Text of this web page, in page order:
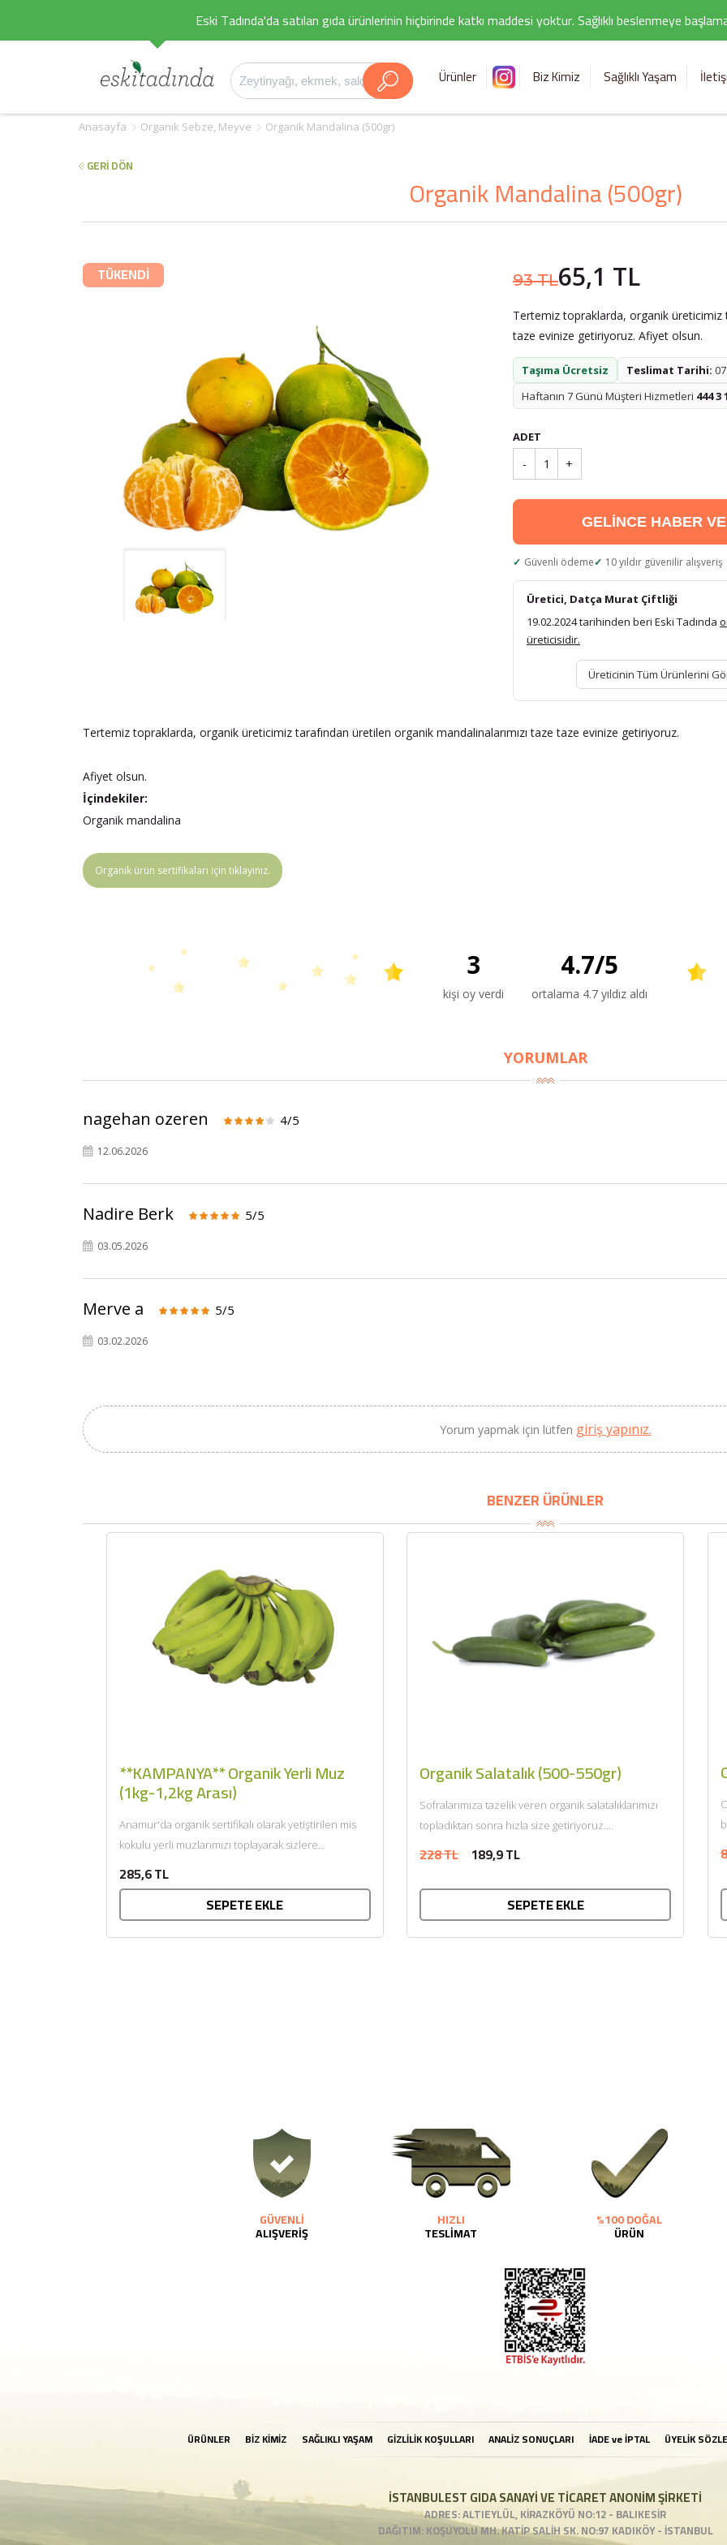
Eski Tadında'da satılan gıda ürünlerinin hiçbirinde katkı maddesi yoktur. Sağlıklı beslenmeye
Ürünler Biz Kimiz Sağlıklı Yaşam
Anasayfa Organik Sebze, Meyve Organik Mandalina (500gr)
GERİ DÖN
Organik Mandalina (500gr)
TÜKENDİ 93 TL65,1 TL
Tertemiz topraklarda, organik üreticimiz
taze evinize getiriyoruz. Afiyet olsun.
Taşıma Ücretsiz Teslimat Tarihi:
Haftanın 7 Günü Müşteri Hizmetleri 444 3
ADET
- 1 +
GELİNCE HABER
Güvenli ödeme 10 yıldır güvenilir alışveriş
Üretici, Datça Murat Çiftliği
19.02.2024 tarihinden beri Eski Tadında
üreticisidir.
Üreticinin Tüm Ürünlerini
Tertemiz topraklarda, organik üreticimiz tarafından üretilen organik mandalinalarımızı taze taze evinize getiriyoruz.
Afiyet olsun.
İçindekiler:
Organik mandalina
Organik ürün sertifikaları için tıklayınız.
3
kişi oy verdi
4.7/5
ortalama 4.7 yıldız aldı
YORUMLAR
nagehan ozeren 4/5
12.06.2026
Nadire Berk 5/5
03.05.2026
Merve a 5/5
03.02.2026
Yorum yapmak için lütfen giriş yapınız.
BENZER ÜRÜNLER
**KAMPANYA** Organik Yerli Muz
(1kg-1,2kg Arası)
Anamur'da organik sertifikalı olarak yetiştirilen mis
kokulu yerli muzlarımızı toplayarak sizlere
285,6 TL
SEPETE EKLE
Organik Salatalık (500-550gr)
Sofralarımıza tazelik veren organik salatalıklarımızı
topladıktan sonra hızla size getiriyoruz....
228 TL 189,9 TL
SEPETE EKLE
GÜVENLİ
ALIŞVERİŞ
HIZLI
TESLİMAT
%100 DOĞAL
ÜRÜN
ÜRÜNLER BİZ KİMİZ SAĞLIKLI YAŞAM GİZLİLİK KOŞULLARI ANALİZ SONUÇLARI İADE ve İPTAL ÜYELİK
İSTANBULEST GIDA SANAYİ VE TİCARET ANONİM ŞİRKETİ
ADRES: ALTIEYLÜL, KİRAZKÖYÜ NO:12 - BALIKESİR
DAĞITIM: KOŞUYOLU MH. KATİP SALİH SK. NO:97 KADIKÖY - İSTANBUL
Zeytincilik
SEPETE EKLE